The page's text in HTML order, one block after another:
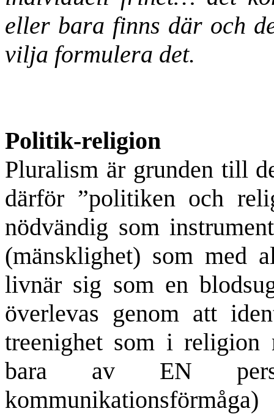
eller bara finns där och
vilja formulera det.
Politik-religion
Pluralism är grunden till
därför ”politiken och
nödvändig som
(mänsklighet) som med
livnär sig som en
överlevas genom att
treenighet som i religion
bara av EN